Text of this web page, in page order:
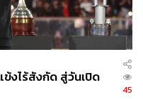
197
TEAM
ข้งไร้สังกัด สู่วันเปิด
45